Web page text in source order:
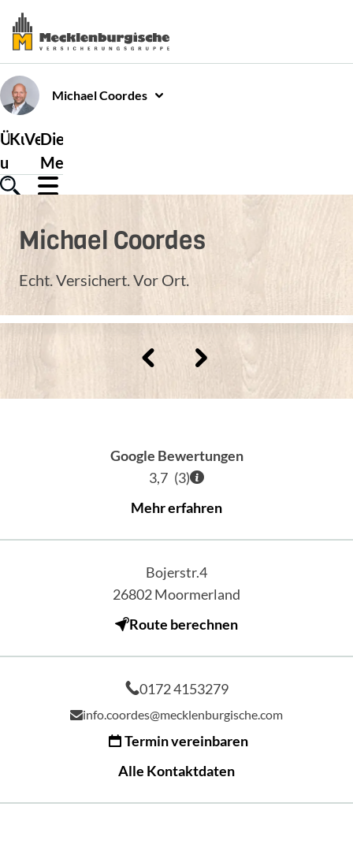
MichaelCoordes
Über
uns
Kundenservice
Versicherungen
Die
Mecklenburgische
Michael Coordes
Echt. Versichert. Vor Ort.
Google Bewertungen
3,7 (3)
Mehr erfahren
Bojerstr.4
26802Moormerland
Route berechnen
0172 4153279
info.coordes@mecklenburgische.com
Termin vereinbaren
Alle Kontaktdaten